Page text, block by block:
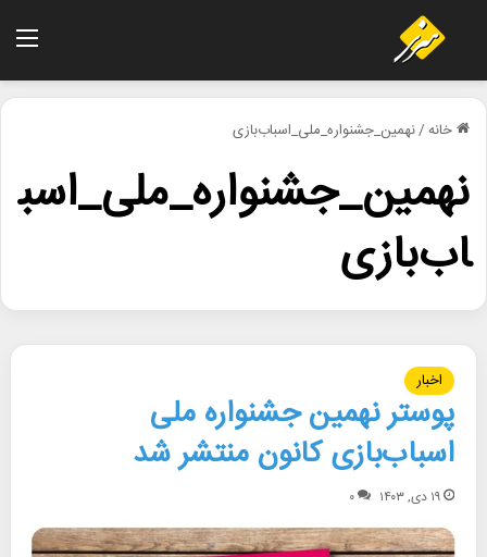
خانه/نهمین_جشنواره_ملی_اسباب‌بازی
نهمین_جشنواره_ملی_اسب
اب‌بازی
اخبار
پوستر نهمین جشنواره ملی
اسباب‌بازی کانون منتشر شد
۱۹ دی, ۱۴۰۳ ۰